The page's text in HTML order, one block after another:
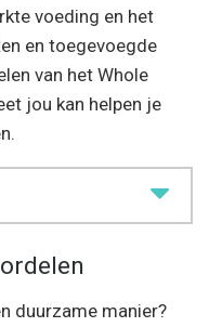
voeding en het
en toegevoegde
van het Whole
jou kan helpen je
duurzame manier?